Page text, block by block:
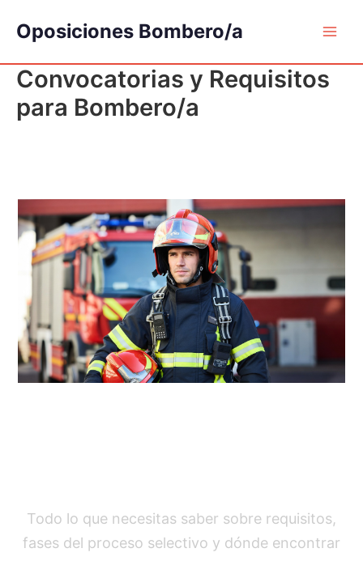
Oposiciones Bombero/a
Convocatorias y Requisitos
para Bombero/a
Todo lo que necesitas saber sobre requisitos,
fases del proceso selectivo y dónde encontrar